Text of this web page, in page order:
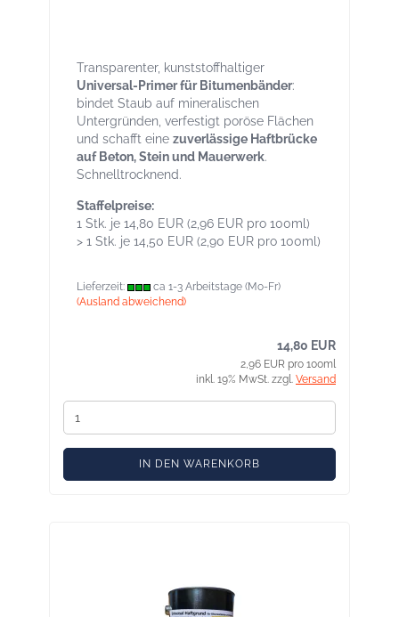
Transparenter, kunststoffhaltiger
Universal-Primer für Bitumenbänder:
bindet Staub auf mineralischen
Untergründen, verfestigt poröse Flächen
und schafft eine zuverlässige Haftbrücke
auf Beton, Stein und Mauerwerk.
Schnelltrocknend.
Staffelpreise:
1 Stk. je 14,80 EUR (2,96 EUR pro 100ml)
> 1 Stk. je 14,50 EUR (2,90 EUR pro 100ml)
Lieferzeit:
ca 1-3 Arbeitstage (Mo-Fr)
(Ausland abweichend)
14,80 EUR
2,96 EUR pro 100ml
inkl. 19% MwSt. zzgl. Versand
IN DEN WARENKORB